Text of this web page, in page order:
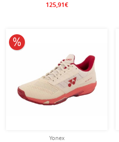
125,91€
Yonex
10% reduziert